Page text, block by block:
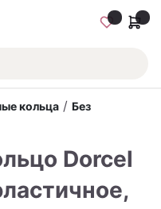
кольца / Без
Dorcel